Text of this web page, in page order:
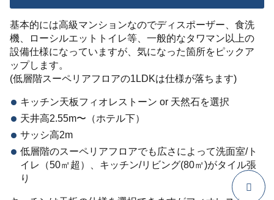
基本的には高級マンションなのでディスポーザー、食洗
機、ローシルエットトイレ等、一般的なタワマン以上の
設備仕様になっていますが、気になった箇所をピックア
ップします。
(低層階スーペリアフロアの1LDKは仕様が落ちます)
キッチン天板フィオレストーン or 天然石を選択
天井高2.55m〜（ホテル下）
サッシ高2m
低層階のスーペリアフロアでも広さによって洗面室/ト
イレ（50㎡超）、キッチン/リビング(80㎡)がタイル張
り